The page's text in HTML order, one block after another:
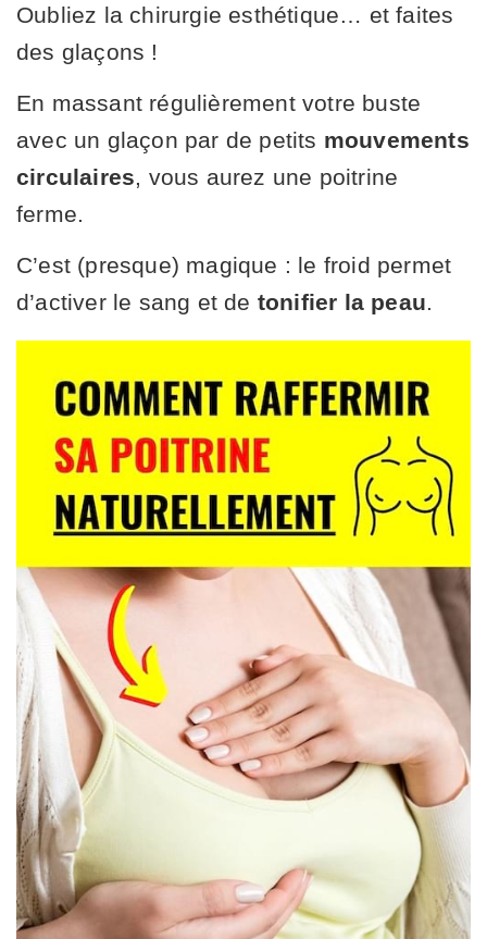
Oubliez la chirurgie esthétique… et faites
des glaçons !
En massant régulièrement votre buste
avec un glaçon par de petits mouvements
circulaires , vous aurez une poitrine
ferme.
C’est (presque) magique : le froid permet
d’activer le sang et de tonifier la peau